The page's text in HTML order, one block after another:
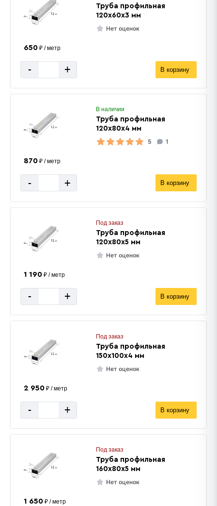
Труба профильная
120х60х3 мм
Нет оценок
650 ₽ / метр
- + В корзину
В наличии
Труба профильная
120х80х4 мм
5
1
870 ₽ / метр
- + В корзину
Под заказ
Труба профильная
120х80х5 мм
Нет оценок
1 190 ₽ / метр
- + В корзину
Под заказ
Труба профильная
150х100х4 мм
Нет оценок
2 950 ₽ / метр
- + В корзину
Под заказ
Труба профильная
160х80х5 мм
Нет оценок
1 650 ₽ / метр